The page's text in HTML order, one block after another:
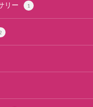
リー 1